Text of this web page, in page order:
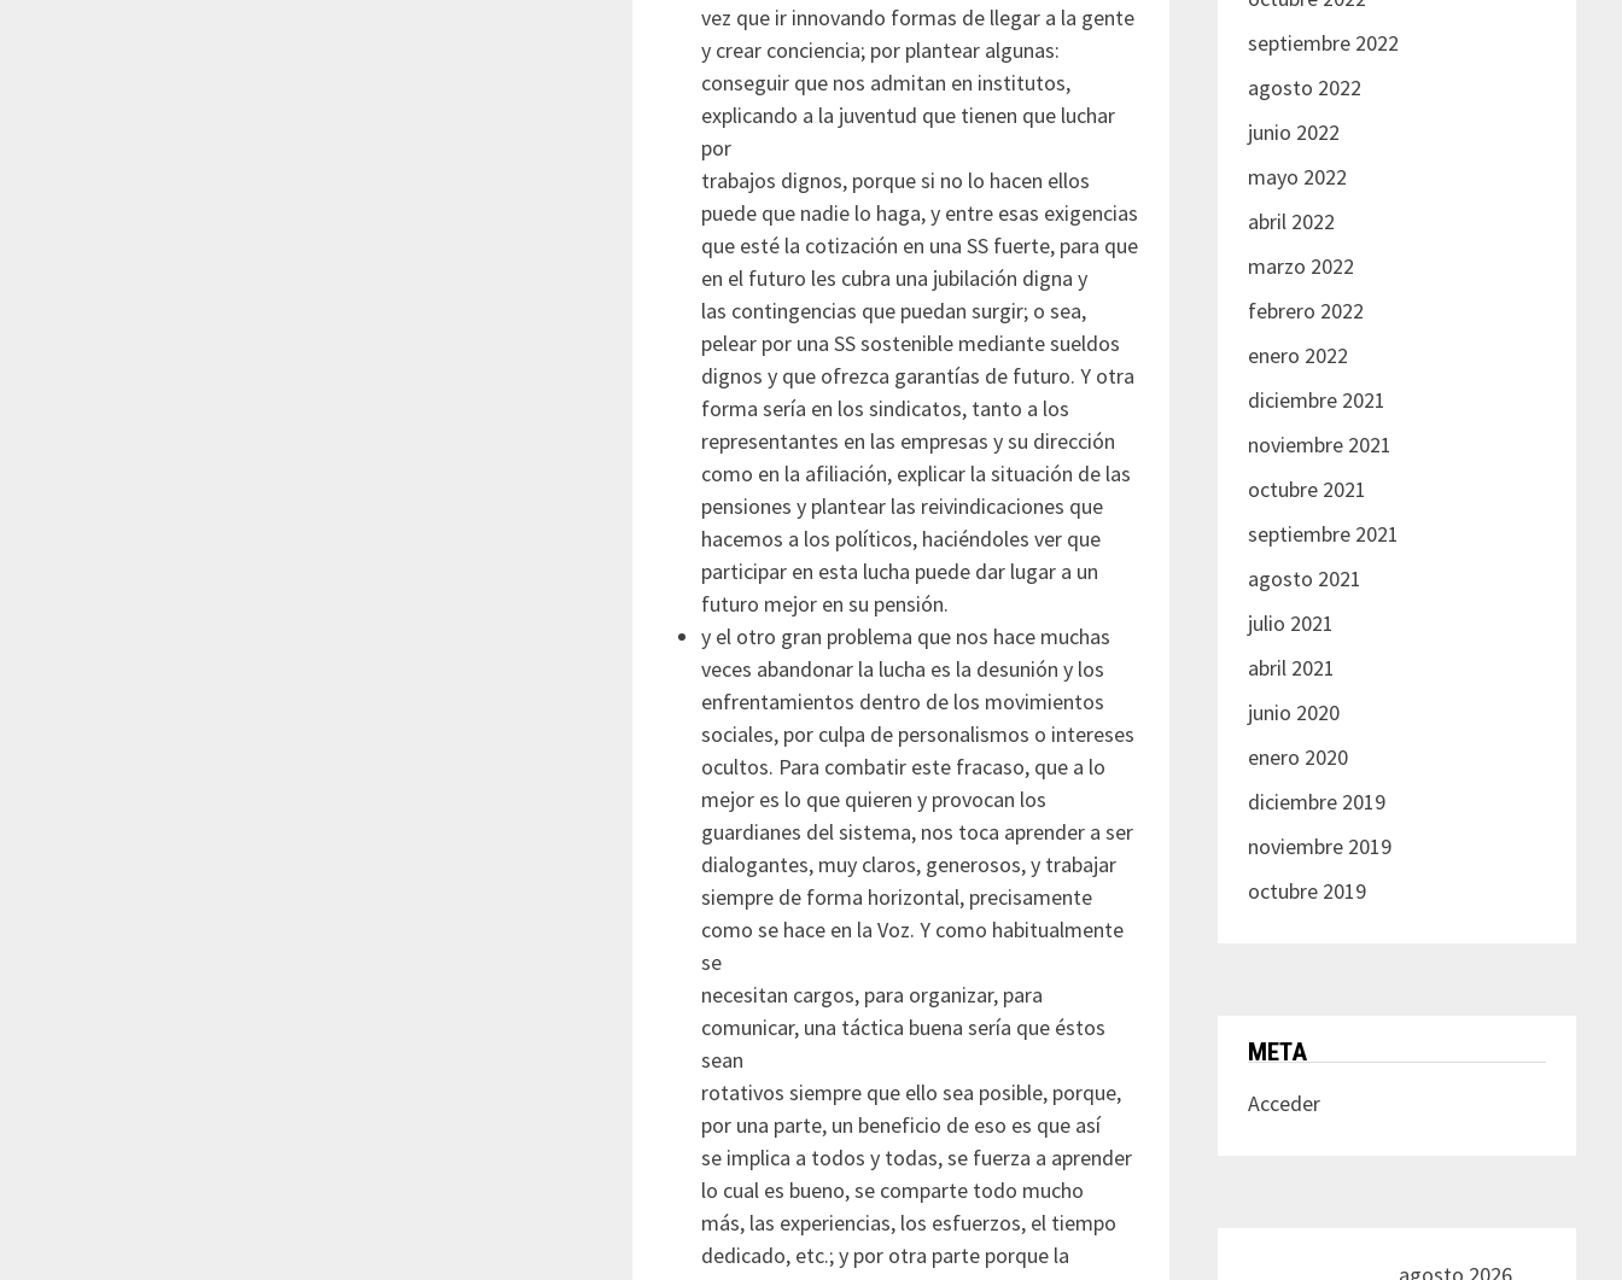
vez que ir innovando formas de llegar a la gente
y crear conciencia; por plantear algunas:
conseguir que nos admitan en institutos,
explicando a la juventud que tienen que luchar
por
trabajos dignos, porque si no lo hacen ellos
puede que nadie lo haga, y entre esas exigencias
que esté la cotización en una SS fuerte, para que
en el futuro les cubra una jubilación digna y
las contingencias que puedan surgir; o sea,
pelear por una SS sostenible mediante sueldos
dignos y que ofrezca garantías de futuro. Y otra
forma sería en los sindicatos, tanto a los
representantes en las empresas y su dirección
como en la afiliación, explicar la situación de las
pensiones y plantear las reivindicaciones que
hacemos a los políticos, haciéndoles ver que
participar en esta lucha puede dar lugar a un
futuro mejor en su pensión.
y el otro gran problema que nos hace muchas
veces abandonar la lucha es la desunión y los
enfrentamientos dentro de los movimientos
sociales, por culpa de personalismos o intereses
ocultos. Para combatir este fracaso, que a lo
mejor es lo que quieren y provocan los
guardianes del sistema, nos toca aprender a ser
dialogantes, muy claros, generosos, y trabajar
siempre de forma horizontal, precisamente
como se hace en la Voz. Y como habitualmente
se
necesitan cargos, para organizar, para
comunicar, una táctica buena sería que éstos
sean
rotativos siempre que ello sea posible, porque,
por una parte, un beneficio de eso es que así
se implica a todos y todas, se fuerza a aprender
lo cual es bueno, se comparte todo mucho
más, las experiencias, los esfuerzos, el tiempo
dedicado, etc.; y por otra parte porque la
septiembre 2022
agosto 2022
junio 2022
mayo 2022
abril 2022
marzo 2022
febrero 2022
enero 2022
diciembre 2021
noviembre 2021
octubre 2021
septiembre 2021
agosto 2021
julio 2021
abril 2021
junio 2020
enero 2020
diciembre 2019
noviembre 2019
octubre 2019
META
Acceder